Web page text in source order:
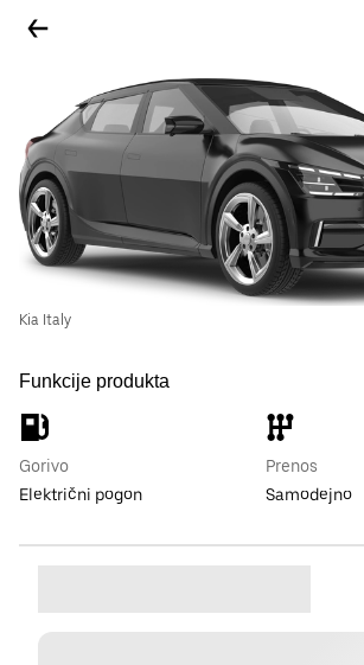
Kia Italy
Funkcije produkta
Gorivo
Električni pogon
Prenos
Samodejno